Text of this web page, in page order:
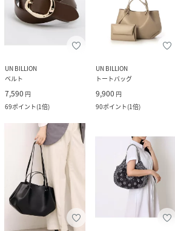
UN BILLION
ベルト
7,590 円
69ポイント(1倍)
UN BILLION
トートバッグ
9,900 円
90ポイント(1倍)